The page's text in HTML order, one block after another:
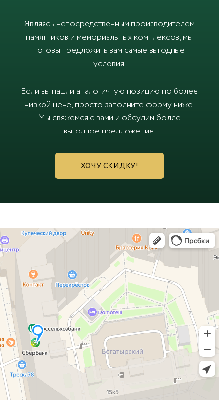
Являясь непосредственным производителем
памятников и мемориальных комплексов, мы
готовы предложить вам самые выгодные
условия.
Если вы нашли аналогичную позицию по более
низкой цене, просто заполните форму ниже.
Мы свяжемся с вами и обсудим более
выгодное предложение.
ХОЧУ СКИДКУ!